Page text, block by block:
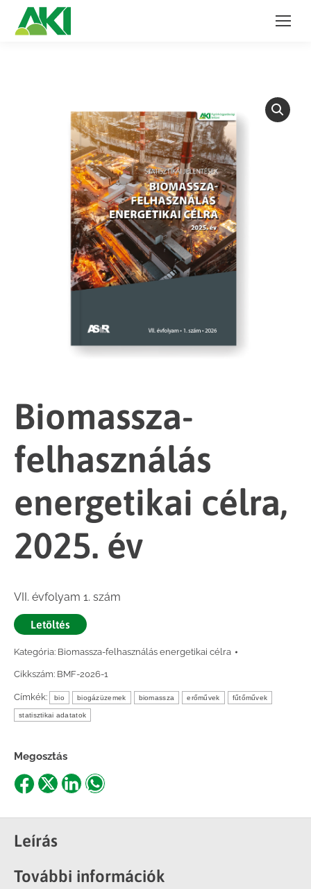
Biomassza-
felhasználás
energetikai célra,
2025. év
VII. évfolyam 1. szám
Letöltés
Kategória: Biomassza-felhasználás energetikai célra
Cikkszám: BMF-2026-1
Címkék: bio biogázüzemek biomassza erőművek fűtőművek
statisztikai adatatok
Megosztás
Share
Facebook
Share
X
ShareShare
Leírás
További információk